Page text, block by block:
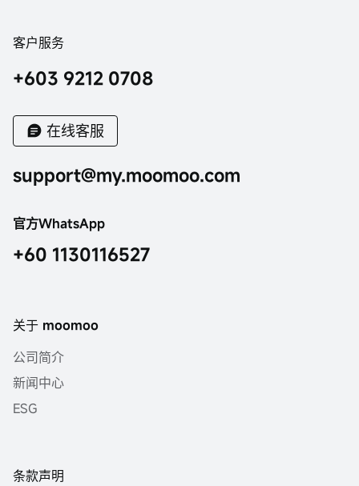
客户服务
+603 9212 0708
在线客服
support@my.moomoo.com
官方WhatsApp
+60 1130116527
关于 moomoo
公司简介
新闻中心
ESG
条款声明